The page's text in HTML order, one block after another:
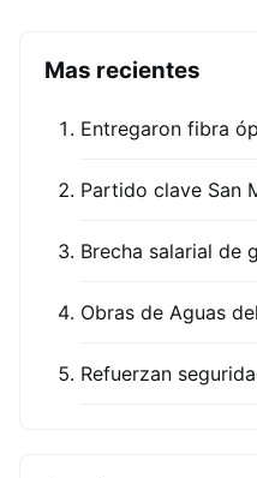
Mas recientes
Entregaron fibra
Partido clave San
Brecha salarial de
Obras de Aguas
Refuerzan